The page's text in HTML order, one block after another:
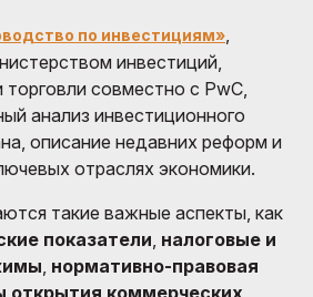
по инвестициям»
инвестиций,
совместно с PwC,
анализ инвестиционного
описание недавних реформ и
отраслях экономики.
такие важные аспекты, как
показатели налоговые и
нормативно-правовая
открытия коммерческих